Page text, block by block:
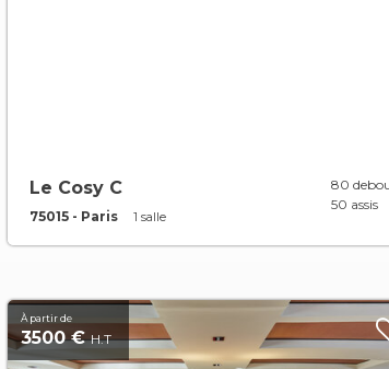
Le Cosy C
75015 - Paris 1 salle
80
50 assis
À partir de
3500 €H.T